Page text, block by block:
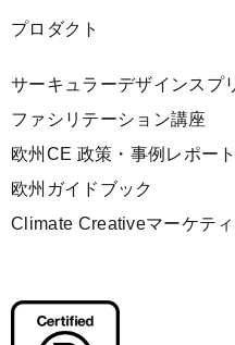
プロダクト
サーキュラーデザインスプ
ファシリテーション講座
欧州CE 政策・事例レポート
欧州ガイドブック
Climate Creativeマーケテ